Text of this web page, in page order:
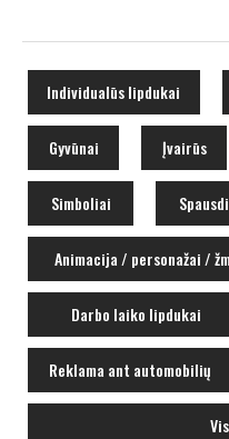
Individualūs lipdukai
Gyvūnai Įvairūs
Simboliai
Animacija / personažai /
Darbo laiko lipdukai
Reklama ant automobilių